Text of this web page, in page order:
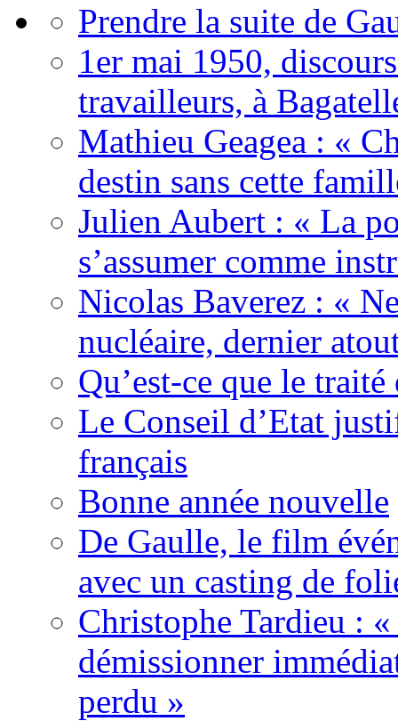
Prendre la suite de
1er mai 1950,
travailleurs, à
Mathieu Geagea : «
destin sans cette
Julien Aubert : « La
s’assumer comme
Nicolas Baverez : «
nucléaire, dernier
Qu’est-ce que le traité
Le Conseil d’Etat
français
Bonne année nouvelle
De Gaulle, le film
avec un casting de
Christophe Tardieu : «
démissionner
perdu »